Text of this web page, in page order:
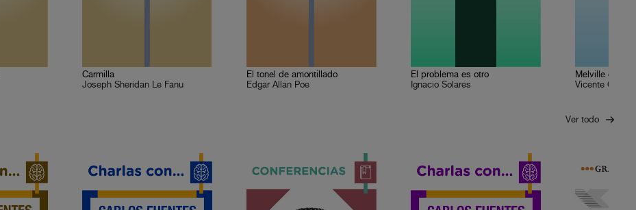
Carmilla
Joseph Sheridan Le Fanu
El tonel de amontillado
Edgar Allan Poe
El problema es otro
Ignacio Solares
Melville en
Vicente
Ver todo